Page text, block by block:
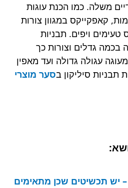
משלה. כמו הכנת עוגות
קאפקייקס במגוון צורות
טעימים ויפים. תבניות
בכמה גדלים וצורות כך
עגולה גדולה ועד מאפין
תבניות סיליקון בסער מוצרי
יש תכשיטים שכן מתאימים